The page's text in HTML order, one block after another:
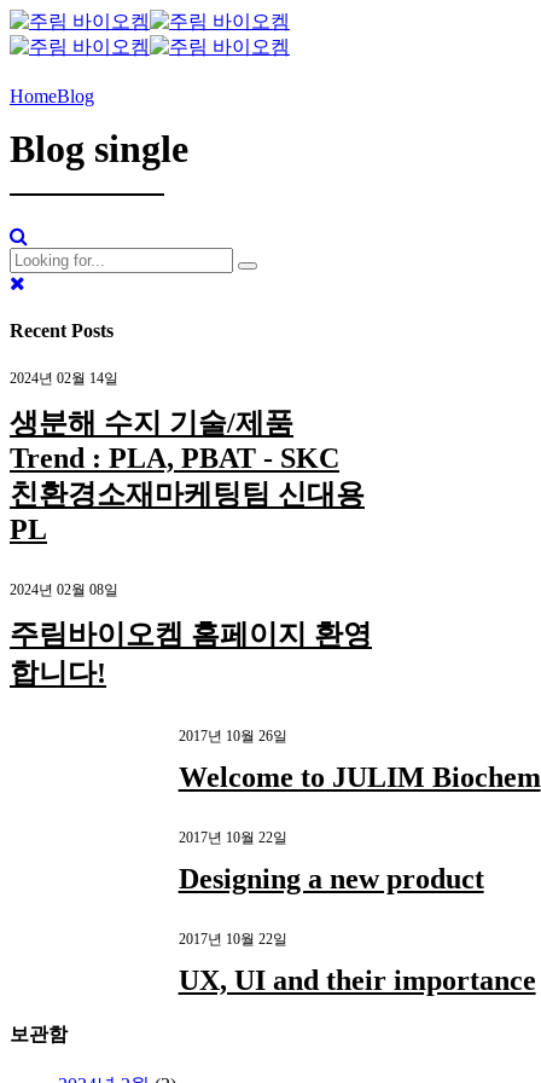
HomeBlog
Blog single
Recent Posts
2024년 02월 14일
생분해 수지 기술/제품
Trend : PLA, PBAT - SKC
친환경소재마케팅팀 신대용
PL
2024년 02월 08일
주림바이오켐 홈페이지 환영
합니다!
2017년 10월 26일
Welcome to JULIM Biochem
2017년 10월 22일
Designing a new product
2017년 10월 22일
UX, UI and their importance
보관함